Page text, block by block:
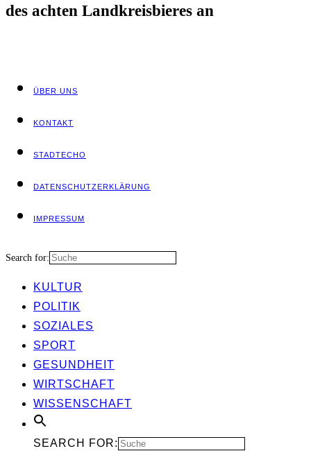
des ach­ten Land­kreis­bie­res an
ÜBER UNS
KON­TAKT
STADT­ECHO
DATEN­SCHUTZ­ER­KLÄ­RUNG
IMPRES­SUM
Search for:
KUL­TUR
POLI­TIK
SOZIA­LES
SPORT
GESUND­HEIT
WIRT­SCHAFT
WIS­SEN­SCHAFT
SEARCH FOR: